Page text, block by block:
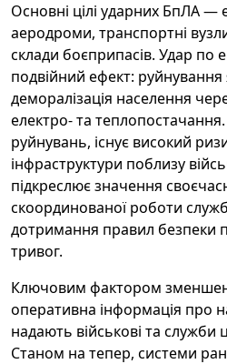
Основні цілі ударних БпЛА —
аеродроми, транспортні
склади боєприпасів. Удар по
подвійний ефект: руйнування
деморалізація населення
електро- та
руйнувань, існує високий
інфраструктури поблизу
підкреслює значення
скоординованої роботи
дотримання правил безпеки
тривог.
Ключовим фактором
оперативна інформація про
надають військові та служби
Станом на тепер, системи